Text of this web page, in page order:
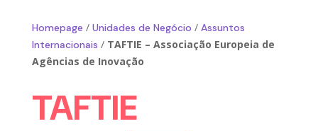
Homepage / Unidades de Negócio / Assuntos
Internacionais / TAFTIE – Associação Europeia de
Agências de Inovação
TAFTIE